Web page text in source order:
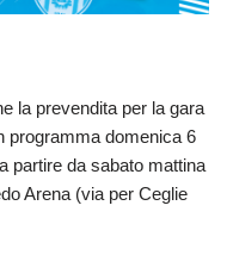
la prevendita per la gara
programma domenica 6
partire da sabato mattina
Arena (via per Ceglie